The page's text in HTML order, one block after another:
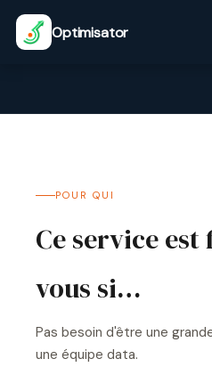
Optimisator
Optimisator
POUR QUI
Ce service
vous si…
Pas besoin d'être une
une équipe data.